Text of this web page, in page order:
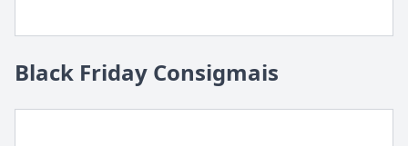
Black Friday Consigmais